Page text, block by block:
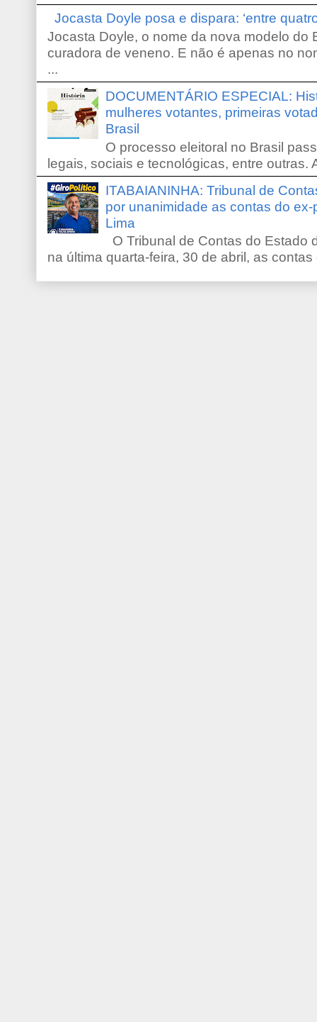
Jocasta Doyle posa e dispara: ‘entre
Jocasta Doyle, o nome da nova modelo do
curadora de veneno. E não é apenas no
...
DOCUMENTÁRIO ESPECIAL:
mulheres votantes, primeiras
Brasil
O processo eleitoral no Brasil
legais, sociais e tecnológicas, entre outras.
ITABAIANINHA: Tribunal de
por unanimidade as contas do
Lima
O Tribunal de Contas do Estado
na última quarta-feira, 30 de abril, as